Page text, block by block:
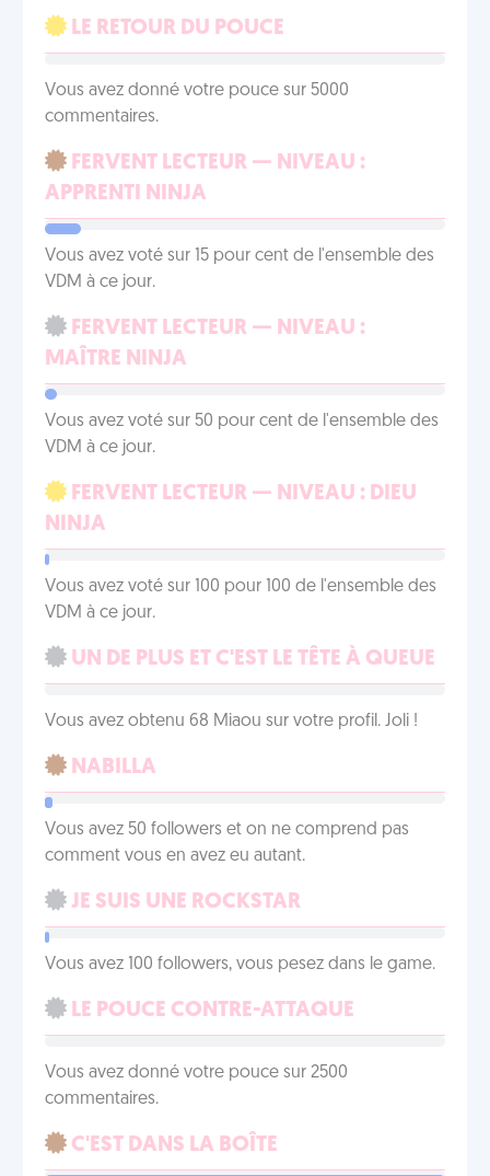
LE RETOUR DU POUCE
Vous avez donné votre pouce sur 5000
commentaires.
FERVENT LECTEUR — NIVEAU :
APPRENTI NINJA
Vous avez voté sur 15 pour cent de l'ensemble des
VDM à ce jour.
FERVENT LECTEUR — NIVEAU :
MAÎTRE NINJA
Vous avez voté sur 50 pour cent de l'ensemble des
VDM à ce jour.
FERVENT LECTEUR — NIVEAU : DIEU
NINJA
Vous avez voté sur 100 pour 100 de l'ensemble des
VDM à ce jour.
UN DE PLUS ET C'EST LE TÊTE À QUEUE
Vous avez obtenu 68 Miaou sur votre profil. Joli !
NABILLA
Vous avez 50 followers et on ne comprend pas
comment vous en avez eu autant.
JE SUIS UNE ROCKSTAR
Vous avez 100 followers, vous pesez dans le game.
LE POUCE CONTRE-ATTAQUE
Vous avez donné votre pouce sur 2500
commentaires.
C'EST DANS LA BOÎTE